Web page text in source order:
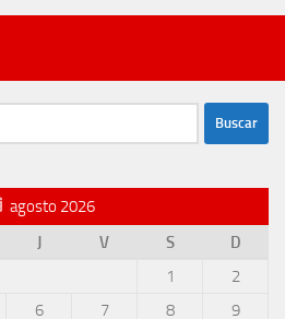
agosto 2026
J V S
D
1
2
6 7 8
9